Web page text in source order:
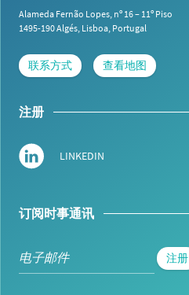
Alameda Fernão Lopes, nº 16 – 11º Piso
1495-190 Algés, Lisboa, Portugal
联系方式 查看地图
注册
LINKEDIN
订阅时事通讯
注册